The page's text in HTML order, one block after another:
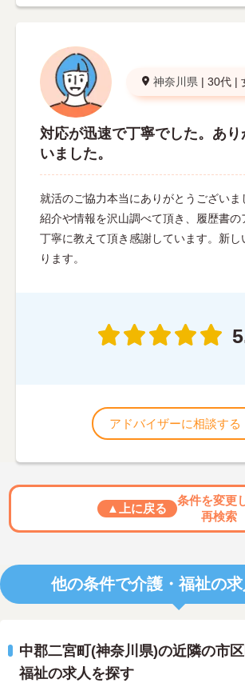
神奈川県 | 30代 |
対応が迅速で丁寧でした。あ
いました。
就活のご協力本当にありがとうございま
紹介や情報を沢山調べて頂き、履歴書の
丁寧に教えて頂き感謝しています。新し
ります。
アドバイザーに相談する
▲上に戻る
条件を変更
再検索
他の条件で介護・福祉の
中郡二宮町(神奈川県)の近隣の市
福祉の求人を探す